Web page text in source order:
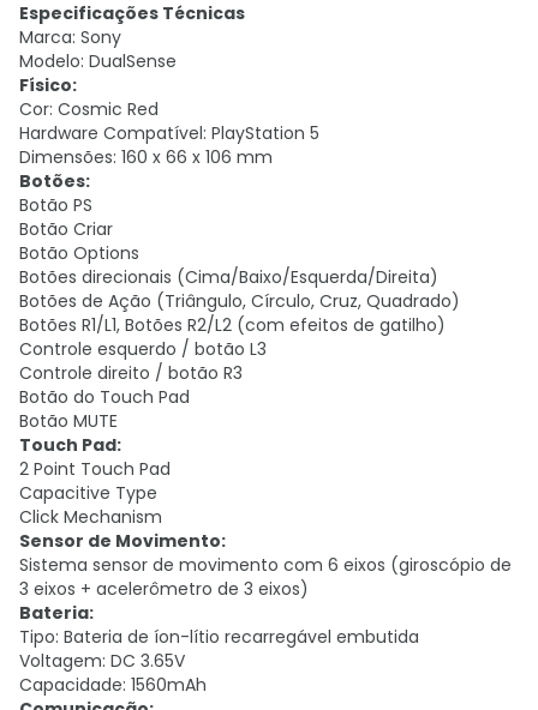
Especificações Técnicas
Marca: Sony
Modelo: DualSense
Físico:
Cor: Cosmic Red
Hardware Compatível: PlayStation 5
Dimensões: 160 x 66 x 106 mm
Botões:
Botão PS
Botão Criar
Botão Options
Botões direcionais (Cima/Baixo/Esquerda/Direita)
Botões de Ação (Triângulo, Círculo, Cruz, Quadrado)
Botões R1/L1, Botões R2/L2 (com efeitos de gatilho)
Controle esquerdo / botão L3
Controle direito / botão R3
Botão do Touch Pad
Botão MUTE
Touch Pad:
2 Point Touch Pad
Capacitive Type
Click Mechanism
Sensor de Movimento:
Sistema sensor de movimento com 6 eixos (giroscópio de
3 eixos + acelerômetro de 3 eixos)
Bateria:
Tipo: Bateria de íon-lítio recarregável embutida
Voltagem: DC 3.65V
Capacidade: 1560mAh